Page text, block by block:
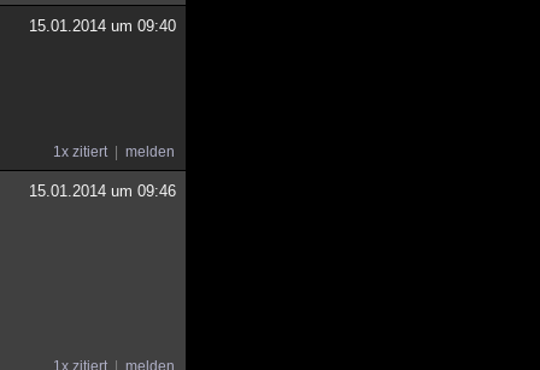
15.01.2014 um 09:40
1x zitiert melden
15.01.2014 um 09:46
1x zitiert melden